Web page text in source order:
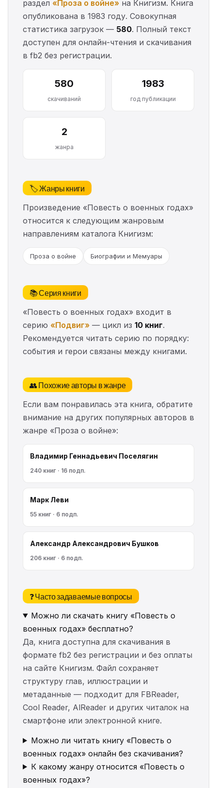
раздел «Проза о войне» на Книгизм. Книга
опубликована в 1983 году. Совокупная
статистика загрузок — 580. Полный текст
доступен для онлайн-чтения и скачивания
в fb2 без регистрации.
580
скачиваний
1983
год публикации
2
жанра
🏷️ Жанры книги
Произведение «Повесть о военных годах»
относится к следующим жанровым
направлениям каталога Книгизм:
Проза о войне Биографии и Мемуары
📚 Серия книги
«Повесть о военных годах» входит в
серию «Подвиг» — цикл из 10 книг.
Рекомендуется читать серию по порядку:
события и герои связаны между книгами.
👥 Похожие авторы в жанре
Если вам понравилась эта книга, обратите
внимание на других популярных авторов в
жанре «Проза о войне»:
Владимир Геннадьевич Поселягин
240 книг · 16 подп.
Марк Леви
55 книг · 6 подп.
Александр Александрович Бушков
206 книг · 6 подп.
❓ Часто задаваемые вопросы
Можно ли скачать книгу «Повесть о
военных годах» бесплатно?
Да, книга доступна для скачивания в
формате fb2 без регистрации и без оплаты
на сайте Книгизм. Файл сохраняет
структуру глав, иллюстрации и
метаданные — подходит для FBReader,
Cool Reader, AlReader и других читалок на
смартфоне или электронной книге.
Можно ли читать книгу «Повесть о
военных годах» онлайн без скачивания?
К какому жанру относится «Повесть о
военных годах»?